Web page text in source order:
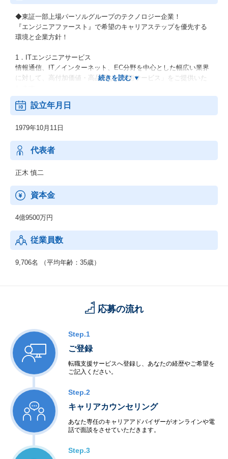
◆東証一部上場パーソルグループのテクノロジー企業！
『エンジニアファースト』で希望のキャリアステップを優先する
環境と企業方針！
1．ITエンジニアサービス
情報通信、IT／インターネット、EC分野を中心とした幅広い業界
に対して、高付加価値・高品質な「技術サービス」をご提供いた
2．機電エンジニアサービス
ーズに幅広くお応えします。
上流工程から下流工程までご提案いたします。
3．新技術領域 (RPA・セキュリティ等)
RPA、IoT、セキュリティ、MBD、ドローン等の新技術領域へのニ
【男女比】
【年齢構成】
：20代：33％、30代：41％、40代以上：26％
【勤続年数】
：残業平均15.8時間、有給取得率90.0%、育休・産休取得率10
0％、復職率89％※男性も育児休暇取得実績があります。
設立年月日
1979年10月11日
代表者
正木 慎二
資本金
4億9500万円
従業員数
9,706名 （平均年齢：35歳）
応募の流れ
Step.1
ご登録
転職支援サービスへ登録し、あなたの経歴やご希望を
ご記入ください。
Step.2
キャリアカウンセリング
あなた専任のキャリアアドバイザーがオンラインや電
話で面談をさせていただきます。
Step.3